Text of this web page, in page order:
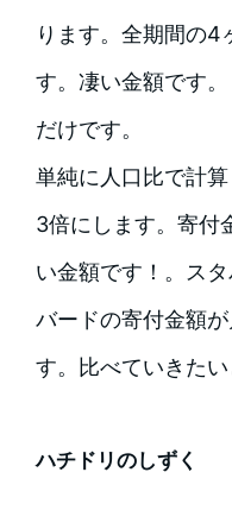
ります。全期間の4
す。凄い金額です
だけです。
単純に人口比で計
3倍にします。寄付
い金額です！。ス
バードの寄付金額
す。比べていきたい
ハチドリのしずく